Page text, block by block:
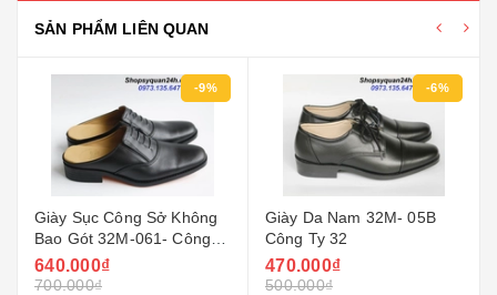
SẢN PHẨM LIÊN QUAN
-9%
Giày Sục Công Sở Không
Bao Gót 32M-061- Công
Ty 32
640.000₫
700.000₫
-6%
Giày Da Nam 32M- 05B
Công Ty 32
470.000₫
500.000₫